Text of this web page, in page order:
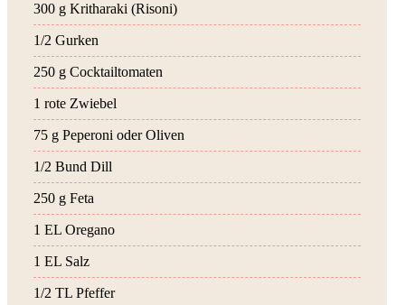
300 g Kritharaki (Risoni)
1/2 Gurken
250 g Cocktailtomaten
1 rote Zwiebel
75 g Peperoni oder Oliven
1/2 Bund Dill
250 g Feta
1 EL Oregano
1 EL Salz
1/2 TL Pfeffer